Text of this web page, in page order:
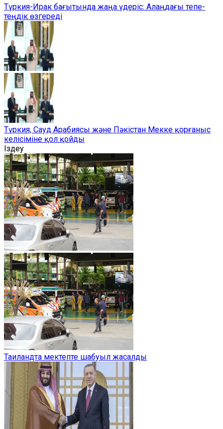
Түркия-Ирак бағытында жаңа үдеріс: Алаңдағы тепе-
теңдік өзгереді
Түркия, Сауд Арабиясы және Пәкістан Мекке қорғаныс
келісіміне қол қойды
Іздеу
Таиландта мектепте шабуыл жасалды